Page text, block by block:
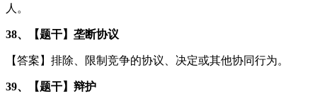
人。
38、【题干】垄断协议
【答案】排除、限制竞争的协议、决定或其他协同行为。
39、【题干】辩护